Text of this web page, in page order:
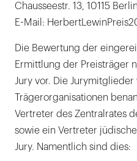
Chausseestr. 13, 10115 Berlin
E-Mail:
Die Bewertung der
Ermittlung der Preisträger
Jury vor. Die
Trägerorganisationen
Vertreter des Zentralrates
sowie ein Vertreter
Jury. Namentlich sind dies: